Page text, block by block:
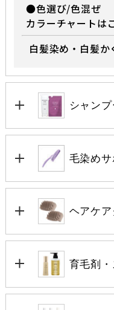
●色選び/色混ぜ
カラーチャートは
白髪染め・白髪
シャン
毛染めサ
ヘアケ
育毛剤